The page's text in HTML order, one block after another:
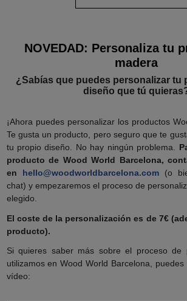
NOVEDAD: Personaliza tu
madera
¿Sabías que puedes personalizar tu
diseño que tú
¡Ahora puedes personalizar los productos
Te gusta un producto, pero seguro que te
tu propio diseño. No hay ningún problema.
producto de Wood World Barcelona,
en hello@woodworldbarcelona.com(o
chat) y empezaremos el proceso de
elegido.
El coste de la personalización es de 7€
producto).
Si quieres saber más sobre el proceso de
utilizamos en Wood World Barcelona,
vídeo: